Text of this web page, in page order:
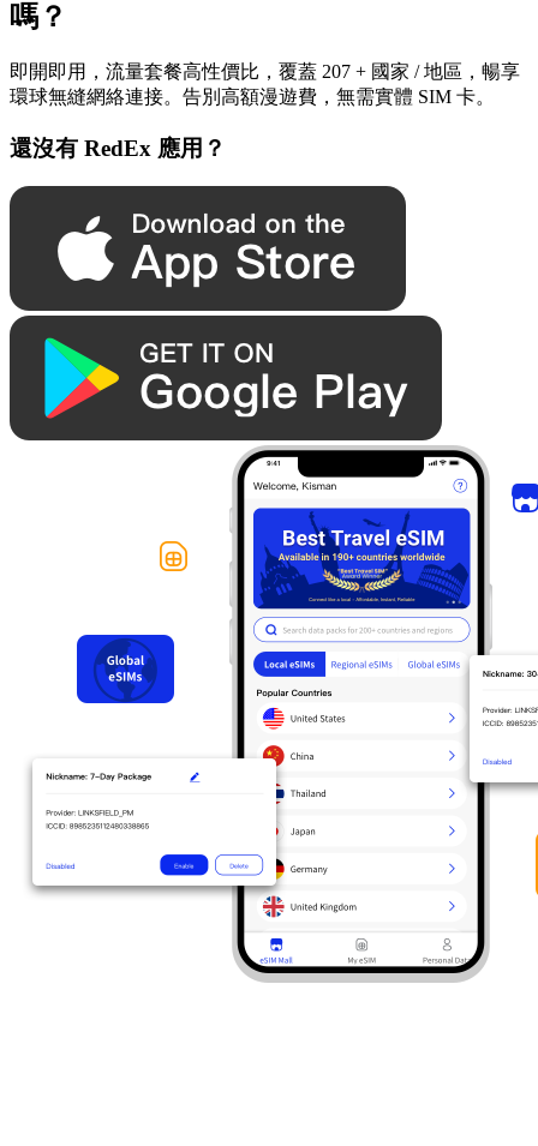
嗎？
即開即用，流量套餐高性價比，覆蓋 207 + 國家 / 地區，暢享
環球無縫網絡連接。告別高額漫遊費，無需實體 SIM 卡。
還沒有 RedEx 應用？